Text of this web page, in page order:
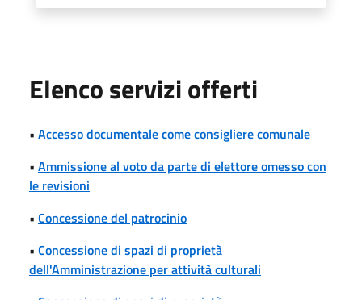
Elenco servizi offerti
• Accesso documentale come consigliere comunale
• Ammissione al voto da parte di elettore omesso con
le revisioni
• Concessione del patrocinio
• Concessione di spazi di proprietà
dell'Amministrazione per attività culturali